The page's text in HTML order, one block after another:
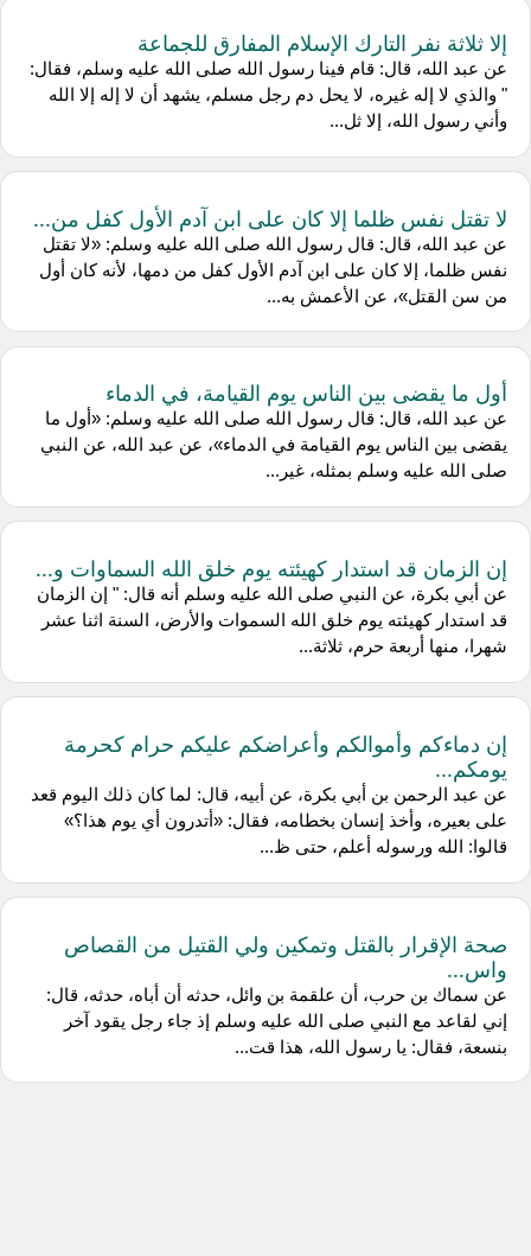
إلا ثلاثة نفر التارك الإسلام المفارق للجماعة
عن عبد الله، قال: قام فينا رسول الله صلى الله عليه وسلم، فقال:
" والذي لا إله غيره، لا يحل دم رجل مسلم، يشهد أن لا إله إلا الله
وأني رسول الله، إلا ثل...
لا تقتل نفس ظلما إلا كان على ابن آدم الأول كفل من...
عن عبد الله، قال: قال رسول الله صلى الله عليه وسلم: «لا تقتل
نفس ظلما، إلا كان على ابن آدم الأول كفل من دمها، لأنه كان أول
من سن القتل»، عن الأعمش به...
أول ما يقضى بين الناس يوم القيامة، في الدماء
عن عبد الله، قال: قال رسول الله صلى الله عليه وسلم: «أول ما
يقضى بين الناس يوم القيامة في الدماء»، عن عبد الله، عن النبي
صلى الله عليه وسلم بمثله، غير...
إن الزمان قد استدار كهيئته يوم خلق الله السماوات و...
عن أبي بكرة، عن النبي صلى الله عليه وسلم أنه قال: " إن الزمان
قد استدار كهيئته يوم خلق الله السموات والأرض، السنة اثنا عشر
شهرا، منها أربعة حرم، ثلاثة...
إن دماءكم وأموالكم وأعراضكم عليكم حرام كحرمة
يومكم...
عن عبد الرحمن بن أبي بكرة، عن أبيه، قال: لما كان ذلك اليوم قعد
على بعيره، وأخذ إنسان بخطامه، فقال: «أتدرون أي يوم هذا؟»
قالوا: الله ورسوله أعلم، حتى ظ...
صحة الإقرار بالقتل وتمكين ولي القتيل من القصاص
واس...
عن سماك بن حرب، أن علقمة بن وائل، حدثه أن أباه، حدثه، قال:
إني لقاعد مع النبي صلى الله عليه وسلم إذ جاء رجل يقود آخر
بنسعة، فقال: يا رسول الله، هذا قت...